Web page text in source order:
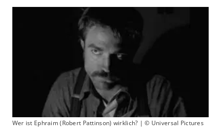
Wer ist Ephraim (Robert Pattinson) wirklich? | © Universal Pictures